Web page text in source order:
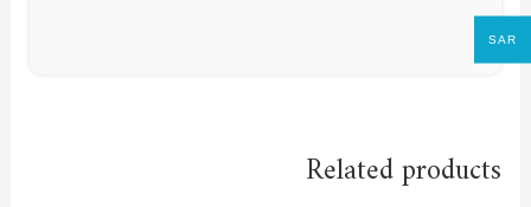
Related products
SAR